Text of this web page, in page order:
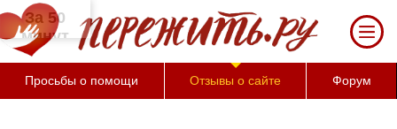
За 50 минут Вы можете оценить тяжесть
своего состояния и его психологические
причины (бесплатно)
Просьбы о помощи Отзывы о сайте Форум